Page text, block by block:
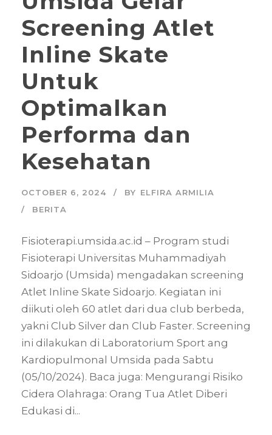
Screening Atlet
Inline Skate
Untuk
Optimalkan
Performa dan
Kesehatan
OCTOBER 6, 2024 BY ELFIRA ARMILIA
BERITA
Fisioterapi.umsida.ac.id – Program studi
Fisioterapi Universitas Muhammadiyah
Sidoarjo (Umsida) mengadakan screening
Atlet Inline Skate Sidoarjo. Kegiatan ini
diikuti oleh 60 atlet dari dua club berbeda,
yakni Club Silver dan Club Faster. Screening
ini dilakukan di Laboratorium Sport ang
Kardiopulmonal Umsida pada Sabtu
(05/10/2024). Baca juga: Mengurangi Risiko
Cidera Olahraga: Orang Tua Atlet Diberi
Edukasi di...